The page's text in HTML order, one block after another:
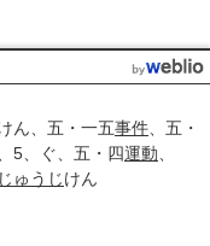
ん 五・一五事件
五・
5 ぐ 五・四運動
じゅうじけん